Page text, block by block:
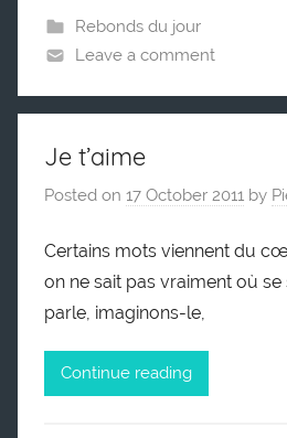
Rebonds du jour
Leave a comment
Je t’aime
Posted on 17 October 2011 by
Certains mots viennent du
on ne sait pas vraiment où
parle, imaginons-le,
Continue reading